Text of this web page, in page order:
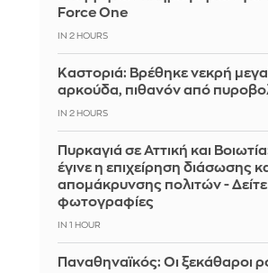
Force One
IN 2 HOURS
Καστοριά: Βρέθηκε νεκρή
αρκούδα, πιθανόν από
IN 2 HOURS
Πυρκαγιά σε Αττική και
έγινε η επιχείρηση διάσωσης
απομάκρυνσης πολιτών - Δείτε
φωτογραφίες
IN 1 HOUR
Παναθηναϊκός: Οι ξεκάθαροι